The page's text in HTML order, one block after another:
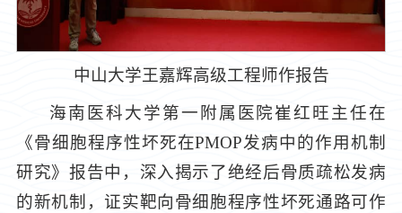
中山大学王嘉辉高级工程师作报告
海南医科大学第一附属医院崔红旺主任在
《骨细胞程序性坏死在PMOP发病中的作用机制
研究》报告中，深入揭示了绝经后骨质疏松发病
的新机制，证实靶向骨细胞程序性坏死通路可作